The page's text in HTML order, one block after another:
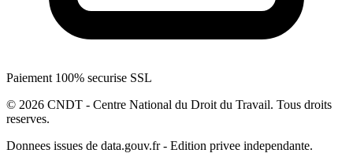
Paiement 100% securise SSL
© 2026 CNDT - Centre National du Droit du Travail. Tous droits
reserves.
Donnees issues de data.gouv.fr - Edition privee independante.